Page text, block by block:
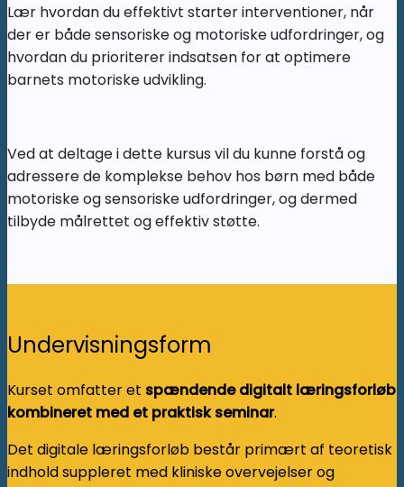
Lær hvordan du effektivt starter interventioner, når
der er både sensoriske og motoriske udfordringer, og
hvordan du prioriterer indsatsen for at optimere
barnets motoriske udvikling.
Ved at deltage i dette kursus vil du kunne forstå og
adressere de komplekse behov hos børn med både
motoriske og sensoriske udfordringer, og dermed
tilbyde målrettet og effektiv støtte.
Undervisningsform
Kurset omfatter et spændende digitalt læringsforløb
kombineret med et praktisk seminar.
Det digitale læringsforløb består primært af teoretisk
indhold suppleret med kliniske overvejelser og